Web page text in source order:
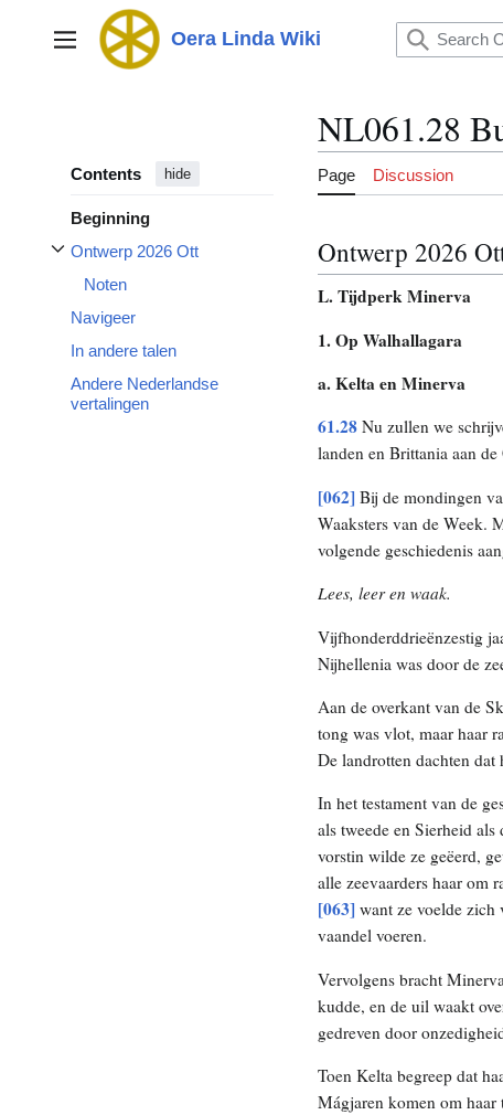
Main menu Oera Linda Wiki
Contents hide
Beginning
Ontwerp 2026 Ott
Toggle Ontwerp 2026 Ott subsection
Noten
Navigeer
In andere talen
Andere Nederlandse
vertalingen
NL061.28
Page Discussion
Ontwerp 2026
L. Tijdperk Minerva
1. Op Walhallagara
a. Kelta en Minerva
61.28Nu zullen we
landen en Brittania aan
[062] Bij de mondingen
Waaksters van de Week.
volgende geschiedenis
Lees, leer en waak.
Vijfhonderddrieënzestig
Nijhellenia was door de
Aan de overkant van de
tong was vlot, maar haar
De landrotten dachten
In het testament van de
als tweede en Sierheid
vorstin wilde ze geëerd,
alle zeevaarders haar om
[063] want ze voelde zich
vaandel voeren.
Vervolgens bracht
kudde, en de uil waakt
gedreven door
Toen Kelta begreep dat
Mágjaren komen om haar